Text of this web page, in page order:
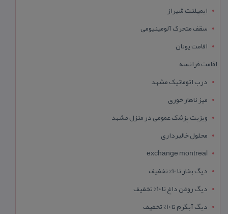
ایمپلنت شیراز
سقف متحرک آلومینیومی
اقامت یونان
اقامت فرانسه
درب اتوماتیک مشهد
میز ناهار خوری
ویزیت پزشک عمومی در منزل مشهد
محلول خالبرداری
exchange montreal
دیگ بخار تا 10% تخفیف
دیگ روغن داغ تا 10% تخفیف
دیگ آبگرم تا 10% تخفیف